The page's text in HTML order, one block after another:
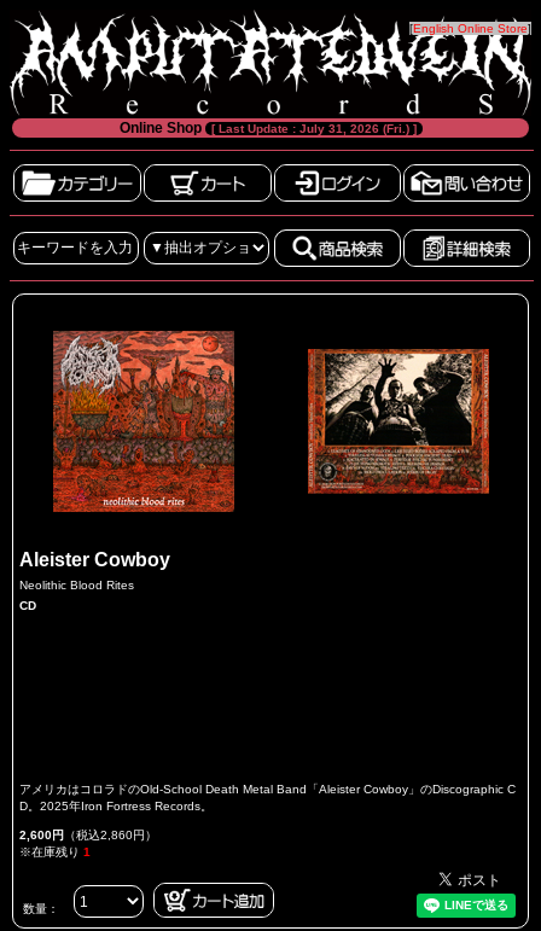
[English Online Store]
Online Shop [ Last Update : July 31, 2026 (Fri.) ]
Aleister Cowboy
Neolithic Blood Rites
CD
アメリカはコロラドのOld-School Death Metal Band「Aleister Cowboy」のDiscographic C
D。2025年Iron Fortress Records。
2,600円 （税込2,860円）
※在庫残り 1
数量：